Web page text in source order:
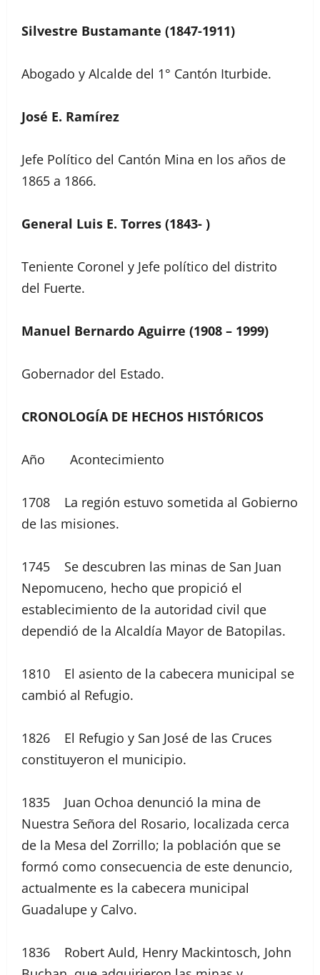
Silvestre Bustamante (1847-1911)
Abogado y Alcalde del 1° Cantón Iturbide.
José E. Ramírez
Jefe Político del Cantón Mina en los años de
1865 a 1866.
General Luis E. Torres (1843- )
Teniente Coronel y Jefe político del distrito
del Fuerte.
Manuel Bernardo Aguirre (1908 – 1999)
Gobernador del Estado.
CRONOLOGÍA DE HECHOS HISTÓRICOS
Año Acontecimiento
1708 La región estuvo sometida al Gobierno
de las misiones.
1745 Se descubren las minas de San Juan
Nepomuceno, hecho que propició el
establecimiento de la autoridad civil que
dependió de la Alcaldía Mayor de Batopilas.
1810 El asiento de la cabecera municipal se
cambió al Refugio.
1826 El Refugio y San José de las Cruces
constituyeron el municipio.
1835 Juan Ochoa denunció la mina de
Nuestra Señora del Rosario, localizada cerca
de la Mesa del Zorrillo; la población que se
formó como consecuencia de este denuncio,
actualmente es la cabecera municipal
Guadalupe y Calvo.
1836 Robert Auld, Henry Mackintosch, John